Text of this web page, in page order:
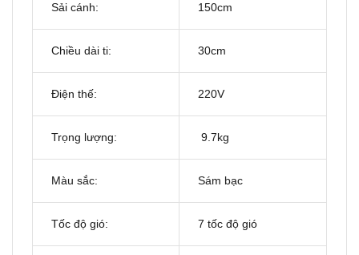
Sải cánh: 150cm
Chiều dài ti: 30cm
Điện thế: 220V
Trọng lượng: 9.7kg
Màu sắc: Sám bạc
Tốc độ gió: 7 tốc độ gió